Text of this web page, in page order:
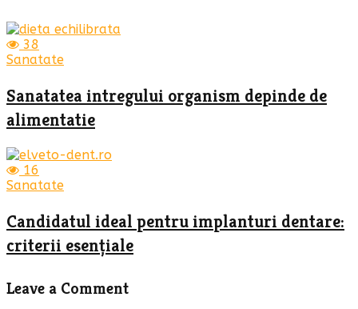
38
Sanatate
Sanatatea intregului organism depinde de
alimentatie
16
Sanatate
Candidatul ideal pentru implanturi dentare:
criterii esențiale
Leave a Comment